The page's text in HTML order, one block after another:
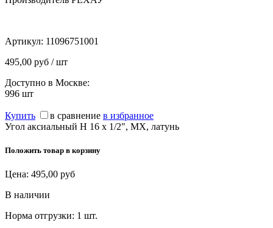
Артикул: 11096751001
495,00 руб / шт
Доступно в Москве:
996 шт
Купить в сравнение в избранное
Угол аксиальный Н 16 х 1/2", MX, латунь
Положить товар в корзину
Цена: 495,00 руб
В наличии
Норма отгрузки: 1 шт.